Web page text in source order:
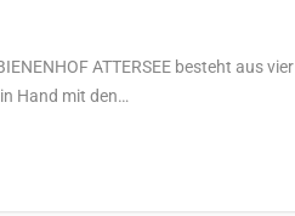
ATTERSEE besteht aus vier
Hand mit den…